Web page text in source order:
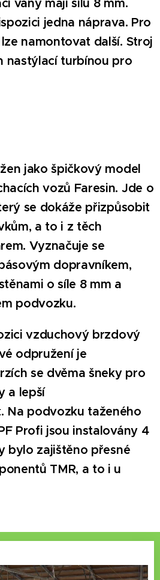
vany mají sílu 8 mm.
jedna náprava. Pro
namontovat další. Stroj
nastýlací turbínou pro
jako špičkový model
vozů Faresin. Jde o
se dokáže přizpůsobit
a to i z těch
Vyznačuje se
dopravníkem,
o síle 8 mm a
podvozku.
vzduchový brzdový
odpružení je
se dvěma šneky pro
a lepší
Na podvozku taženého
Profi jsou instalovány 4
bylo zajištěno přesné
TMR, a to i u